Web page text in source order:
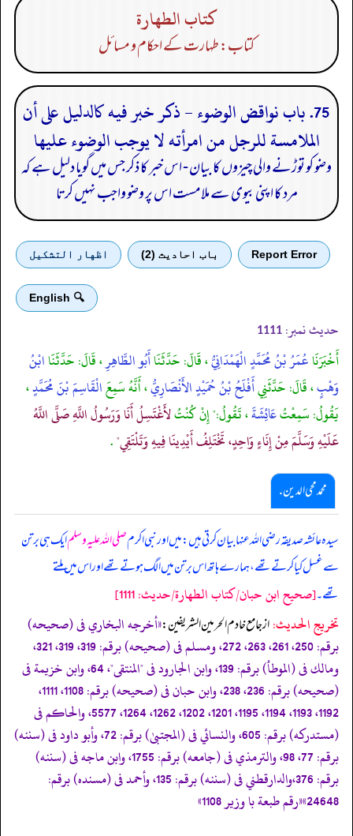
كتاب الطهارة
کتاب: طہارت کے احکام و مسائل
75. باب نواقض الوضوء - ذكر خبر فيه كالدليل على أن
الملامسة للرجل من امرأته لا يوجب الوضوء عليها
وضو کو توڑنے والی چیزوں کا بیان - اس خبر کا ذکر جس میں گویا دلیل ہے کہ
مرد کا اپنی بیوی سے ملامست اس پر وضو واجب نہیں کرتا
Report Error باب احادیث (2) اظهار التشكيل
🔍 English
حدیث نمبر: 1111
أَخْبَرَنَاعُمَرُ بْنُ مُحَمَّدٍ الْهَمْدَانِيُّ، قَالَ: حَدَّثَنَاأَبُو الطَّاهِرِ، قَالَ: حَدَّثَنَاابْنُ
وَهْبٍ، قَالَ: حَدَّثَنِيأَفْلَحُ بْنُ حُمَيْدٍ الأَنْصَارِيُّ، أَنَّهُ سَمِعَالْقَاسِمَ بْنَ مُحَمَّدٍ،
يَقُولُ: سَمِعْتُعَائِشَةَ، تَقُولُ:" إِنْ كُنْتُلأَغْتَسِلُ أَنَا وَرَسُولُ اللَّهِ صَلَّى اللَّهُ
عَلَيْهِ وَسَلَّمَ مِنْ إِنَاءٍ وَاحِدٍ، تَخْتَلِفُ أَيْدِينَا فِيهِ وَتَلْتَقِي".
محمد محی الدین .
سیدہ عائشہ صدیقہ رضی اللہ عنہا بیان کرتی ہیں: میں اور نبی اکرمصلی اللہ علیہ وسلمایک ہی برتن
سے غسل کیا کرتے تھے، ہمارے ہاتھ اس برتن میں الگ ہوتے تھے اور اس میں ملتے
تھے۔[صحیح ابن حبان/كتاب الطهارة/حدیث: 1111]
تخریج الحدیث:از جامع خادم الحرمين الشريفين:«أخرجه البخاري فى (صحيحه)
برقم: 250، 261، 263، 272، ومسلم فى (صحيحه) برقم: 319، 319، 321،
ومالك فى (الموطأ) برقم: 139، وابن الجارود فى "المنتقى"، 64، وابن خزيمة فى
(صحيحه) برقم: 236، 238، وابن حبان فى (صحيحه) برقم: 1108، 1111،
1192، 1193، 1194، 1195، 1201، 1202، 1262، 1264، 5577، والحاكم فى
(مستدركه) برقم: 605، والنسائي فى (المجتبیٰ) برقم: 72، وأبو داود فى (سننه)
برقم: 77، 98، والترمذي فى (جامعه) برقم: 1755، وابن ماجه فى (سننه)
برقم: 376،والدارقطني فى (سننه) برقم: 135، وأحمد فى (مسنده) برقم:
24648»«رقم طبعة با وزير 1108»